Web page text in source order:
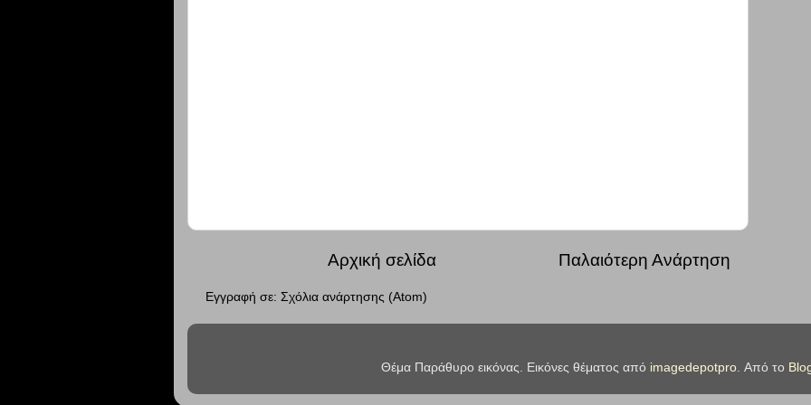
Παλαιότερη Ανάρτηση
Αρχική σελίδα
Εγγραφή σε: Σχόλια ανάρτησης (Atom)
Θέμα Παράθυρο εικόνας. Εικόνες θέματος από imagedepotpro. Από το